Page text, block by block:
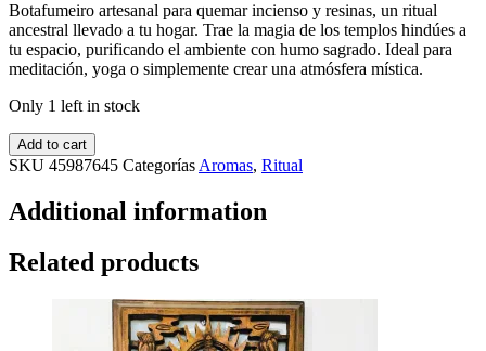
Botafumeiro artesanal para quemar incienso y resinas, un ritual
ancestral llevado a tu hogar. Trae la magia de los templos hindúes a
tu espacio, purificando el ambiente con humo sagrado. Ideal para
meditación, yoga o simplemente crear una atmósfera mística.
Only 1 left in stock
Add to cart
SKU 45987645 Categorías Aromas, Ritual
Additional information
Related products